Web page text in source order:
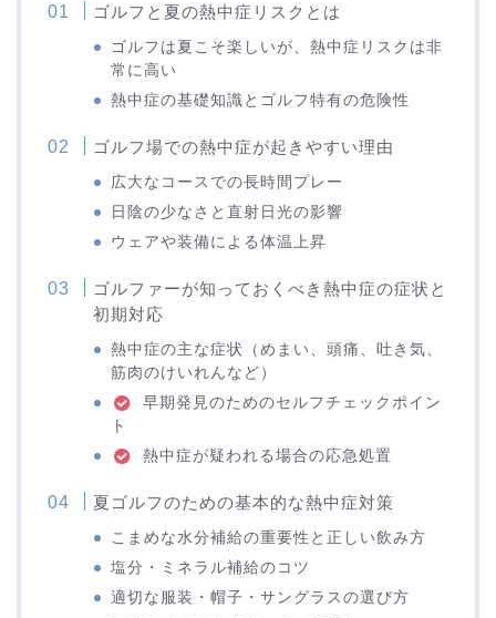
ゴルフと夏の熱中症リスクとは
ゴルフは夏こそ楽しいが、熱中症リスクは非
常に高い
熱中症の基礎知識とゴルフ特有の危険性
ゴルフ場での熱中症が起きやすい理由
広大なコースでの長時間プレー
日陰の少なさと直射日光の影響
ウェアや装備による体温上昇
ゴルファーが知っておくべき熱中症の症状と
初期対応
熱中症の主な症状（めまい、頭痛、吐き気、
筋肉のけいれんなど）
早期発見のためのセルフチェックポイン
ト
熱中症が疑われる場合の応急処置
夏ゴルフのための基本的な熱中症対策
こまめな水分補給の重要性と正しい飲み方
塩分・ミネラル補給のコツ
適切な服装・帽子・サングラスの選び方